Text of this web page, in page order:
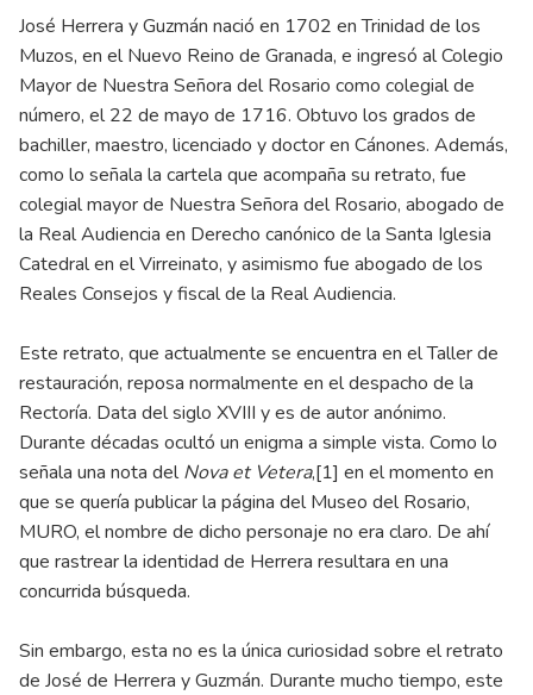
José Herrera y Guzmán nació en 1702 en Trinidad de los
Muzos, en el Nuevo Reino de Granada, e ingresó al Colegio
Mayor de Nuestra Señora del Rosario como colegial de
número, el 22 de mayo de 1716. Obtuvo los grados de
bachiller, maestro, licenciado y doctor en Cánones. Además,
como lo señala la cartela que acompaña su retrato, fue
colegial mayor de Nuestra Señora del Rosario, abogado de
la Real Audiencia en Derecho canónico de la Santa Iglesia
Catedral en el Virreinato, y asimismo fue abogado de los
Reales Consejos y fiscal de la Real Audiencia.
Este retrato, que actualmente se encuentra en el Taller de
restauración, reposa normalmente en el despacho de la
Rectoría. Data del siglo XVIII y es de autor anónimo.
Durante décadas ocultó un enigma a simple vista. Como lo
señala una nota delNova et Vetera,[1] en el momento en
que se quería publicar la página del Museo del Rosario,
MURO, el nombre de dicho personaje no era claro. De ahí
que rastrear la identidad de Herrera resultara en una
concurrida búsqueda.
Sin embargo, esta no es la única curiosidad sobre el retrato
de José de Herrera y Guzmán. Durante mucho tiempo, este